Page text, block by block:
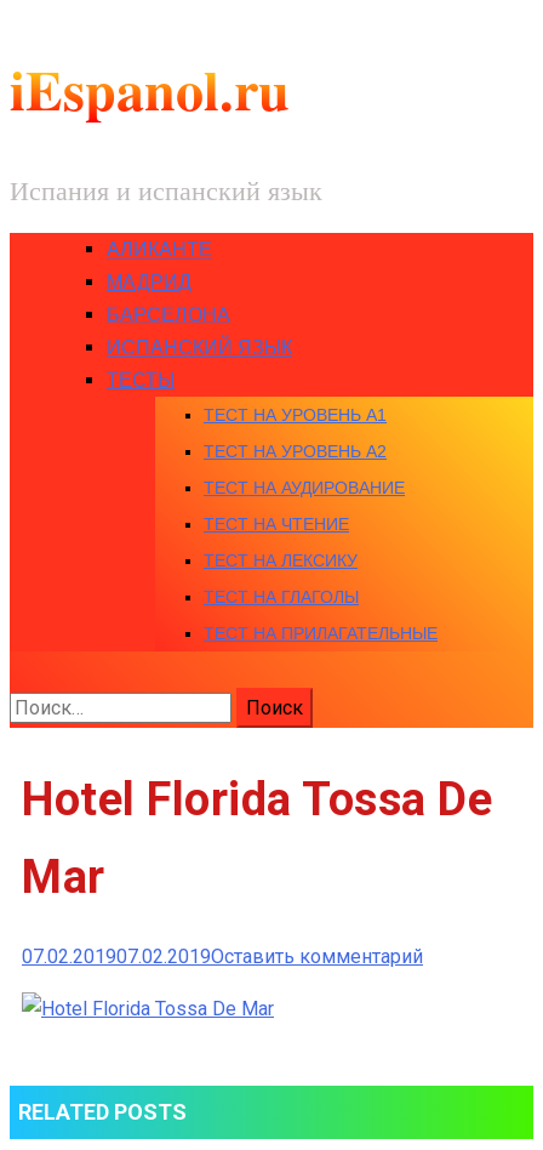
iEspanol.ru
Испания и испанский язык
АЛИКАНТЕ
МАДРИД
БАРСЕЛОНА
ИСПАНСКИЙ ЯЗЫК
ТЕСТЫ
ТЕСТ НА УРОВЕНЬ A1
ТЕСТ НА УРОВЕНЬ A2
ТЕСТ НА АУДИРОВАНИЕ
ТЕСТ НА ЧТЕНИЕ
ТЕСТ НА ЛЕКСИКУ
ТЕСТ НА ГЛАГОЛЫ
ТЕСТ НА ПРИЛАГАТЕЛЬНЫЕ
Найти:
Hotel Florida Tossa De
Mar
07.02.201907.02.2019Оставить комментарийк
De
RELATED POSTS